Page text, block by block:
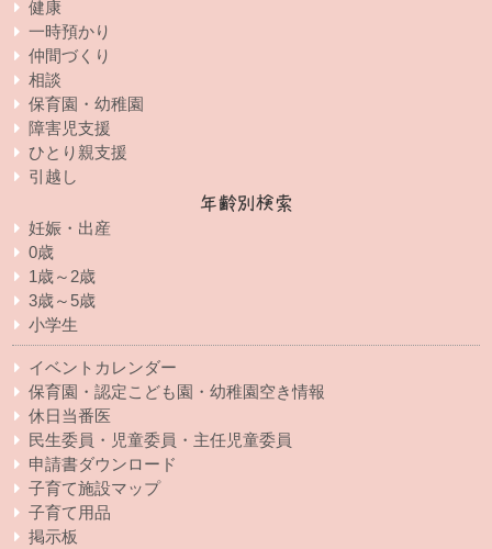
健康
一時預かり
仲間づくり
相談
保育園・幼稚園
障害児支援
ひとり親支援
引越し
年齢別検索
妊娠・出産
0歳
1歳～2歳
3歳～5歳
小学生
イベントカレンダー
保育園・認定こども園・幼稚園空き情報
休日当番医
民生委員・児童委員・主任児童委員
申請書ダウンロード
子育て施設マップ
子育て用品
掲示板